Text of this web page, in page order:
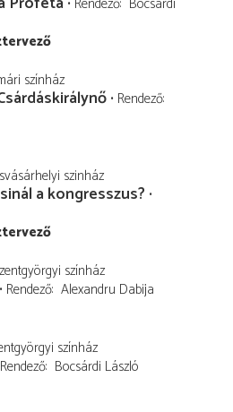
színház
Rendező
szinház
a kongresszus?
színház
Rendező Alexandru Dabija
színház
Rendező Bocsárdi László